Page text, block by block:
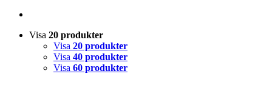
Visa 20 produkter
Visa 20 produkter
Visa 40 produkter
Visa 60 produkter